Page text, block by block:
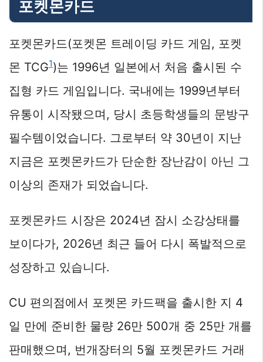
포켓몬카드
포켓몬카드(포켓몬 트레이딩 카드 게임, 포켓
몬 TCG1)는 1996년 일본에서 처음 출시된 수
집형 카드 게임입니다. 국내에는 1999년부터
유통이 시작됐으며, 당시 초등학생들의 문방구
필수템이었습니다. 그로부터 약 30년이 지난
지금은 포켓몬카드가 단순한 장난감이 아닌 그
이상의 존재가 되었습니다.
포켓몬카드 시장은 2024년 잠시 소강상태를
보이다가, 2026년 최근 들어 다시 폭발적으로
성장하고 있습니다.
CU 편의점에서 포켓몬 카드팩을 출시한 지 4
일 만에 준비한 물량 26만 500개 중 25만 개를
판매했으며, 번개장터의 5월 포켓몬카드 거래